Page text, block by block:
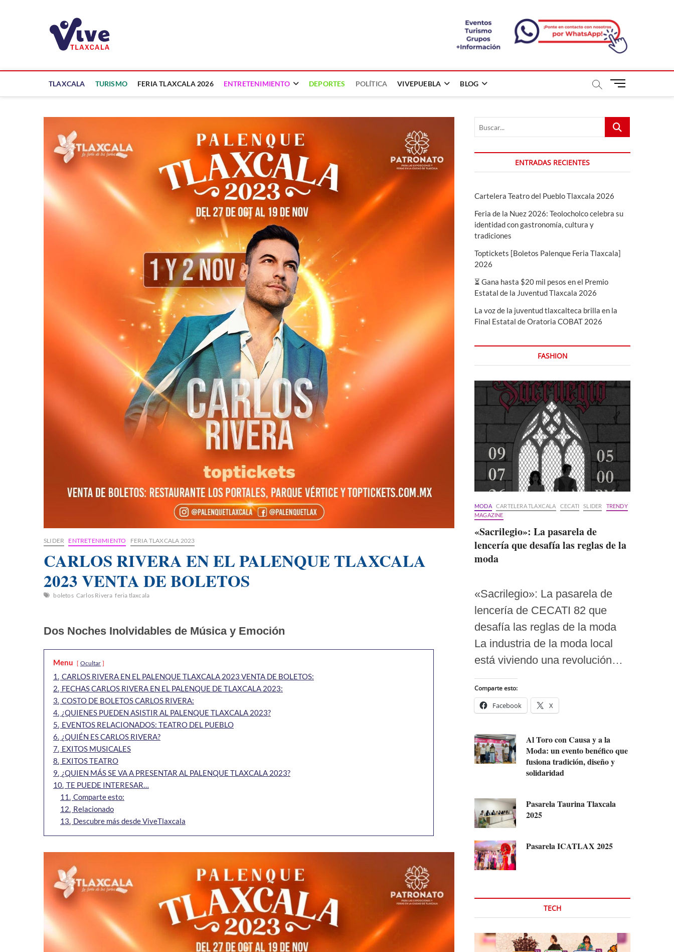
TLAXCALA TURISMO FERIA TLAXCALA 2026 ENTRETENIMIENTO DEPORTES POLÍTICA VIVEPUEBLA BLOG
B
ó
n
d
e
SLIDER ENTRETENIMIENTO FERIA TLAXCALA 2023
CARLOS RIVERA EN EL PALENQUE TLAXCALA
2023 VENTA DE BOLETOS
boletos Carlos Rivera feria tlaxcala
Dos Noches Inolvidables de Música y Emoción
Menu Ocultar
1. CARLOS RIVERA EN EL PALENQUE TLAXCALA 2023 VENTA DE BOLETOS:
2. FECHAS CARLOS RIVERA EN EL PALENQUE DE TLAXCALA 2023:
3. COSTO DE BOLETOS CARLOS RIVERA:
4. ¿QUIENES PUEDEN ASISTIR AL PALENQUE TLAXCALA 2023?
5. EVENTOS RELACIONADOS: TEATRO DEL PUEBLO
6. ¿QUIÉN ES CARLOS RIVERA?
7. EXITOS MUSICALES
8. EXITOS TEATRO
9. ¿QUIEN MÁS SE VA A PRESENTAR AL PALENQUE TLAXCALA 2023?
10. TE PUEDE INTERESAR…
11. Comparte esto:
12. Relacionado
13. Descubre más desde ViveTlaxcala
Buscar...
ENTRADAS RECIENTES
Cartelera Teatro del Pueblo Tlaxcala 2026
Feria de la Nuez 2026: Teolocholco celebra su
identidad con gastronomía, cultura y
tradiciones
Toptickets [Boletos Palenque Feria Tlaxcala]
2026
⏳ Gana hasta $20 mil pesos en el Premio
Estatal de la Juventud Tlaxcala 2026
La voz de la juventud tlaxcalteca brilla en la
Final Estatal de Oratoria COBAT 2026
FASHION
MODA CARTELERA TLAXCALA CECATI SLIDER
TRENDY
MAGAZINE
«Sacrilegio»: La pasarela de
lencería que desafía las reglas de la
moda
«Sacrilegio»: La pasarela de
lencería de CECATI 82 que
desafía las reglas de la moda
La industria de la moda local
está viviendo una revolución…
Comparte esto:
Facebook X
Al Toro con Causa y a la
Moda: un evento benéfico que
fusiona tradición, diseño y
solidaridad
Pasarela Taurina Tlaxcala
2025
Pasarela ICATLAX 2025
TECH